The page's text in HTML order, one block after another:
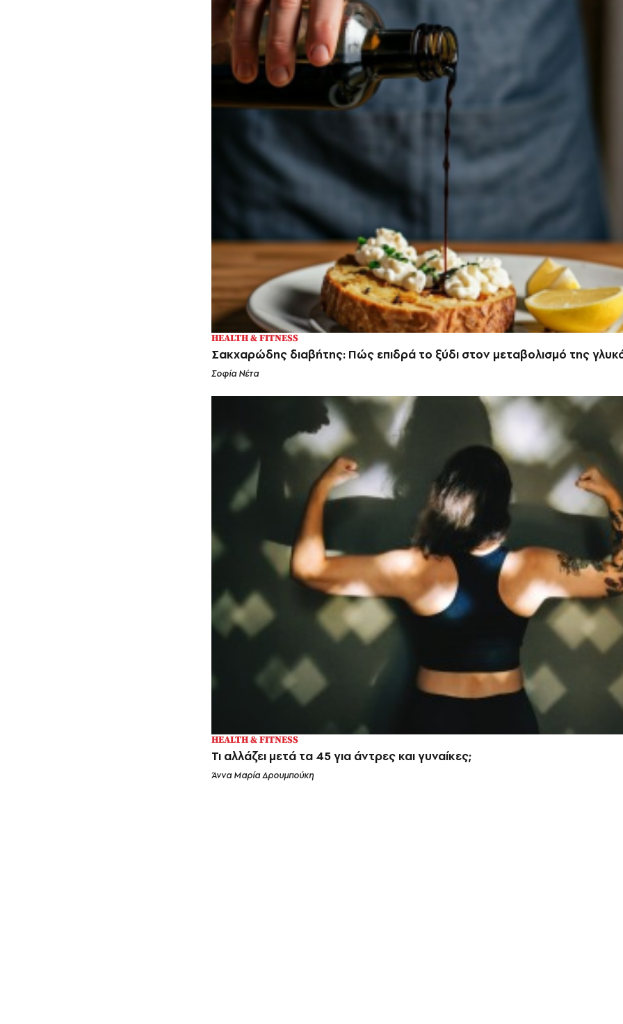
HEALTH & FITNESS
Σακχαρώδης διαβήτης: Πώς επιδρά το ξύδι στον μεταβολισμό της
Σοφία Νέτα
HEALTH & FITNESS
Τι αλλάζει μετά τα 45 για άντρες και γυναίκες;
Άννα Μαρία Δρουμπούκη